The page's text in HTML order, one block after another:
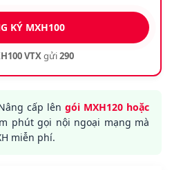
KÝ MXH100
VTXgửi290
cấp lên gói MXH120 hoặc
phút gọi nội ngoại mạng mà
miễn phí.